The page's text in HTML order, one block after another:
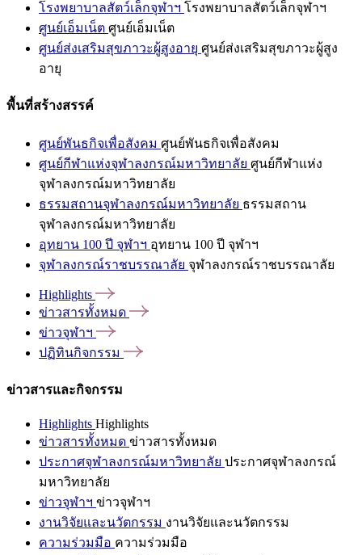
โรงพยาบาลสัตว์เล็กจุฬาฯ โรงพยาบาลสัตว์เล็กจุฬาฯ
ศูนย์เอ็มเน็ต ศูนย์เอ็มเน็ต
ศูนย์ส่งเสริมสุขภาวะผู้สูงอายุ ศูนย์ส่งเสริมสุขภาวะผู้สูง
อายุ
พื้นที่สร้างสรรค์
ศูนย์พันธกิจเพื่อสังคม ศูนย์พันธกิจเพื่อสังคม
ศูนย์กีฬาแห่งจุฬาลงกรณ์มหาวิทยาลัย ศูนย์กีฬาแห่ง
จุฬาลงกรณ์มหาวิทยาลัย
ธรรมสถานจุฬาลงกรณ์มหาวิทยาลัย ธรรมสถาน
จุฬาลงกรณ์มหาวิทยาลัย
อุทยาน 100 ปี จุฬาฯ อุทยาน 100 ปี จุฬาฯ
จุฬาลงกรณ์ราชบรรณาลัย จุฬาลงกรณ์ราชบรรณาลัย
Highlights
ข่าวสารทั้งหมด
ข่าวจุฬาฯ
ปฏิทินกิจกรรม
ข่าวสารและกิจกรรม
Highlights Highlights
ข่าวสารทั้งหมด ข่าวสารทั้งหมด
ประกาศจุฬาลงกรณ์มหาวิทยาลัย ประกาศจุฬาลงกรณ์
มหาวิทยาลัย
ข่าวจุฬาฯ ข่าวจุฬาฯ
งานวิจัยและนวัตกรรม งานวิจัยและนวัตกรรม
ความร่วมมือ ความร่วมมือ